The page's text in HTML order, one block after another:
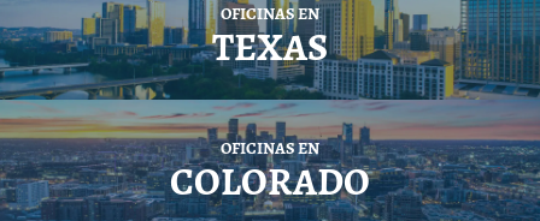
OFICINAS EN
TEXAS
OFICINAS EN
COLORADO